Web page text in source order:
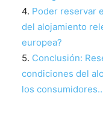
Poder reservar
del alojamiento
europea?
Conclusión:
condiciones del
los